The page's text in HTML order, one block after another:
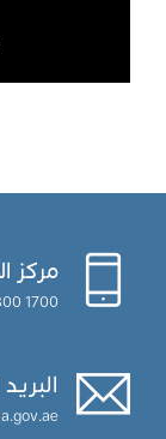
مركز
1700 800